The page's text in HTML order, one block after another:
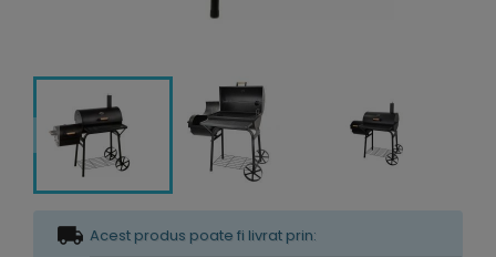
Acest produs poate fi livrat prin: